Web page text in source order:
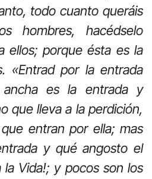
todo cuanto queráis
hombres, hacédselo
ellos; porque ésta es la
«Entrad por la entrada
ancha es la entrada y
que lleva a la perdición,
entran por ella; mas
y qué angosto el
Vida!; y pocos son los